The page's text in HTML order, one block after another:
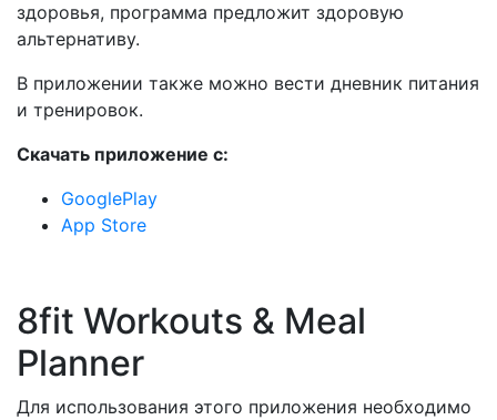
здоровья, программа предложит здоровую
альтернативу.
В приложении также можно вести дневник питания
и тренировок.
Скачать приложение с:
GooglePlay
App Store
8fit Workouts & Meal
Planner
Для использования этого приложения необходимо